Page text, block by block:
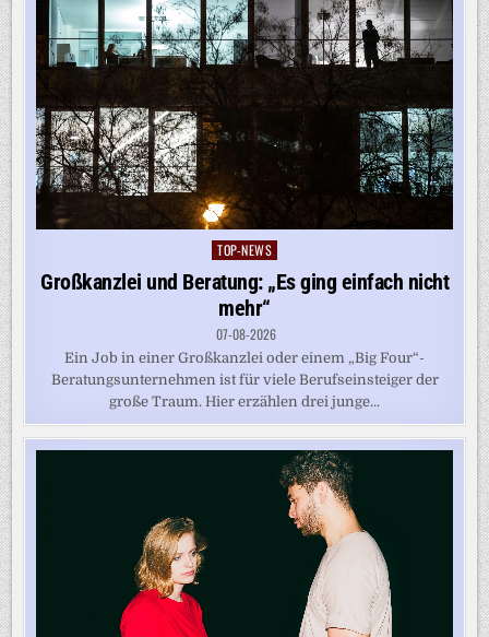
Posted
TOP-NEWS
Großkanzlei und Beratung: „Es ging einfach nicht
mehr“
07-08-2026
Ein Job in einer Großkanzlei oder einem „Big Four“-
Beratungsunternehmen ist für viele Berufseinsteiger der
große Traum. Hier erzählen drei junge...